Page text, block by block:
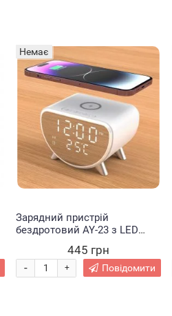
Немає
Зарядний пристрій
бездротовий AY-23 з LED
445 грн
+
- Повідомити